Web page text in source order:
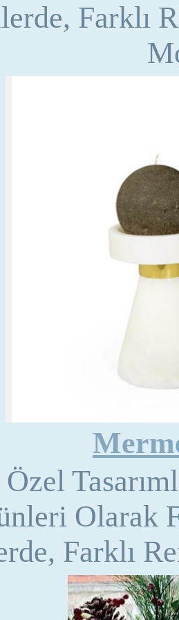
Farklı
Olarak
Farklı